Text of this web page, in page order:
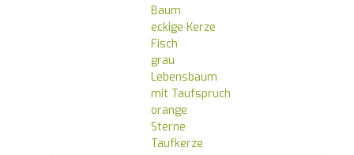
Baum
eckige Kerze
Fisch
grau
Lebensbaum
mit Taufspruch
orange
Sterne
Taufkerze